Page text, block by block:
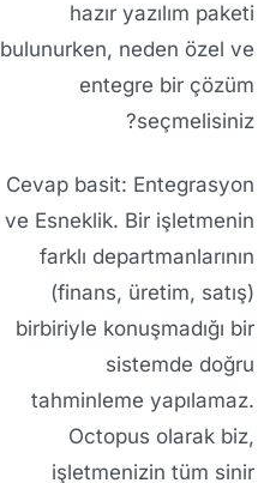
hazır yazılım paketi
bulunurken, neden özel ve
entegre bir çözüm
seçmelisiniz?
Cevap basit: Entegrasyon
ve Esneklik. Bir işletmenin
farklı departmanlarının
(finans, üretim, satış)
birbiriyle konuşmadığı bir
sistemde doğru
tahminleme yapılamaz.
Octopus olarak biz,
işletmenizin tüm sinir